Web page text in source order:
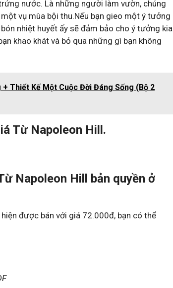
nước. Là những người làm vườn, chúng
vụ mùa bội thu.Nếu bạn gieo một ý tưởng
nhiệt huyết ấy sẽ đảm bảo cho ý tưởng kia
khao khát và bỏ qua những gì bạn không
Thiết Kế Một Cuộc Đời Đáng Sống (Bộ 2
Từ Napoleon Hill.
Napoleon Hill bản quyền ở
được bán với giá 72.000đ, bạn có thể